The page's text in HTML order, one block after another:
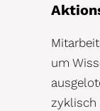
um
zyklisch